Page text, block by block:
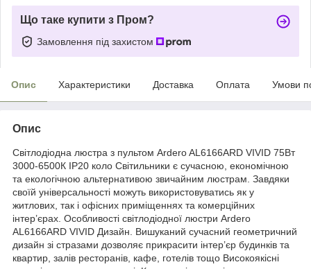
Що таке купити з Пром?
Замовлення під захистом
Опис Характеристики Доставка Оплата Умови
Опис
Світлодіодна люстра з пультом Ardero AL6166ARD VIVID 75Вт
3000-6500К IP20 коло Світильники є сучасною, економічною
та екологічною альтернативою звичайним люстрам. Завдяки
своїй універсальності можуть використовуватись як у
житлових, так і офісних приміщеннях та комерційних
інтер’єрах. Особливості світлодіодної люстри Ardero
AL6166ARD VIVID Дизайн. Вишуканий сучасний геометричний
дизайн зі стразами дозволяє прикрасити інтер’єр будинків та
квартир, залів ресторанів, кафе, готелів тощо Високоякісні